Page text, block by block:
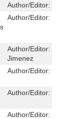
Author/Editor:
Author/Editor:
Author/Editor:
Jimenez
Author/Editor:
Author/Editor:
Author/Editor: